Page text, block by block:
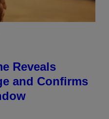
Reveals
and Confirms